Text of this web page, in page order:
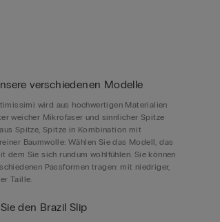
verschiedenen Modelle
wird aus hochwertigen Materialien
weicher Mikrofaser und sinnlicher Spitze
Spitze, Spitze in Kombination mit
Baumwolle: Wählen Sie das Modell, das
dem Sie sich rundum wohlfühlen. Sie können
Passformen tragen: mit niedriger,
Taille.
den Brazil Slip